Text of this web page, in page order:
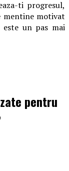
ti progresul,
mentine motivat
un pas mai
pentru